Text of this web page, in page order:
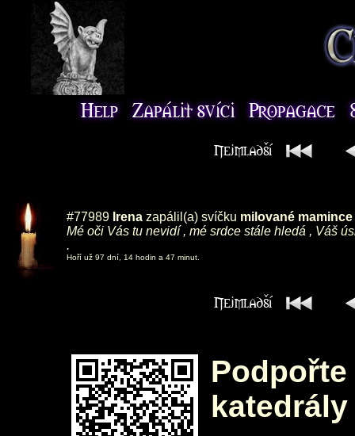
#77989 Irena zapálil(a) svíčku milované
Mé oči Vás tu nevidí , mé srdce stále hledá , Váš
.
Hoří už 97 dní, 14 hodin a 47 minut.
katedrály